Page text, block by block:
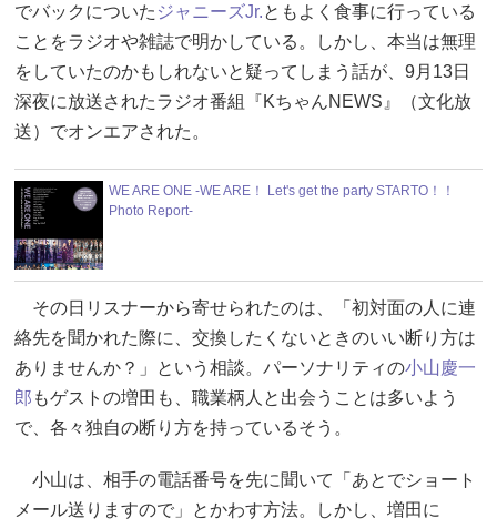
でバックについた ジャニーズJr.ともよく食事に行っている
ことをラジオや雑誌で明かしている。しかし、本当は無理
をしていたのかもしれないと疑ってしまう話が、9月13日
深夜に放送されたラジオ番組『KちゃんNEWS』（文化放
送）でオンエアされた。
WE ARE ONE -WE ARE！ Let's get the party STARTO！！
Photo Report-
その日リスナーから寄せられたのは、「初対面の人に連
絡先を聞かれた際に、交換したくないときのいい断り方は
ありませんか？」という相談。パーソナリティの小山慶一
郎 もゲストの増田も、職業柄人と出会うことは多いよう
で、各々独自の断り方を持っているそう。
小山は、相手の電話番号を先に聞いて「あとでショート
メール送りますので」とかわす方法。しかし、増田に